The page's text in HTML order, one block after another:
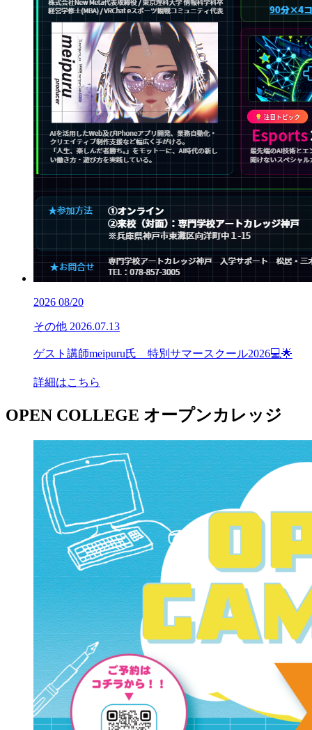
2026 08/20
その他 2026.07.13
ゲスト講師meipuru氏 特別サマースクール2026💻🌟
詳細はこちら
OPEN COLLEGE オープンカレッジ